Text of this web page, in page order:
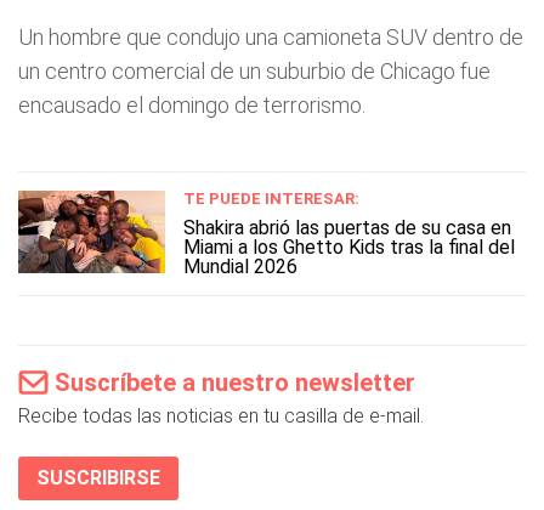
Un hombre que condujo una camioneta SUV dentro de
un centro comercial de un suburbio de Chicago fue
encausado el domingo de terrorismo.
TE PUEDE INTERESAR:
Shakira abrió las puertas de su casa en
Miami a los Ghetto Kids tras la final del
Mundial 2026
Suscríbete a nuestro newsletter
Recibe todas las noticias en tu casilla de e-mail.
SUSCRIBIRSE